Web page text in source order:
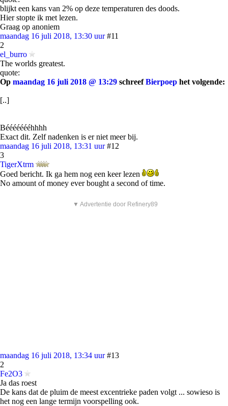
blijkt een kans van 2% op deze temperaturen des doods.
Hier stopte ik met lezen.
Graag op anoniem
maandag 16 juli 2018, 13:30 uur #11
2
el_burro
The worlds greatest.
quote:
Op maandag 16 juli 2018 @ 13:29 schreefBierpoep het volgende:
[..]
Béééééééhhhh
Exact dit. Zelf nadenken is er niet meer bij.
maandag 16 juli 2018, 13:31 uur #12
3
TigerXtrm
Goed bericht. Ik ga hem nog een keer lezen
No amount of money ever bought a second of time.
▼ Advertentie door Refinery89
maandag 16 juli 2018, 13:34 uur #13
2
Fe2O3
Ja das roest
De kans dat de pluim de meest excentrieke paden volgt ... sowieso is
het nog een lange termijn voorspelling ook.